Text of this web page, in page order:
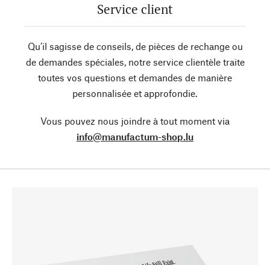
Service client
Qu’il sagisse de conseils, de pièces de rechange ou
de demandes spéciales, notre service clientèle traite
toutes vos questions et demandes de manière
personnalisée et approfondie.
Vous pouvez nous joindre à tout moment via
info@manufactum-shop.lu